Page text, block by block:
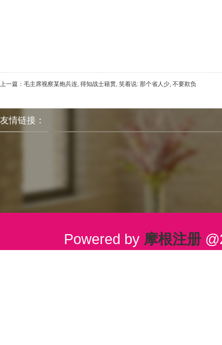
上一篇： 毛主席视察某炮兵连, 得知战士籍贯, 笑着说: 那个省人少, 不要欺负
友情链接：
Powered by 摩根注册